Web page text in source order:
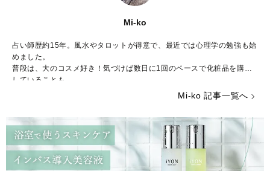
Mi-ko
占い師歴約15年。風水やタロットが得意で、最近では心理学の勉強も始
めました。
普段は、大のコスメ好き！気づけば数日に1回のペースで化粧品を購入
していることも……。
ストレスが多い今の時代……癒やしが欲しいという方のために、のんび
Mi-ko 記事一覧へ